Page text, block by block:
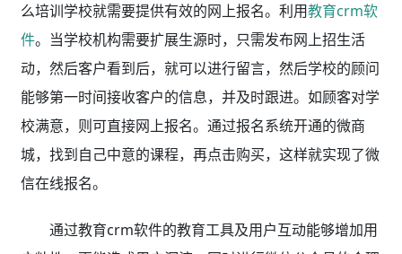
么培训学校就需要提供有效的网上报名。利用教育crm软
件。当学校机构需要扩展生源时，只需发布网上招生活
动，然后客户看到后，就可以进行留言，然后学校的顾问
能够第一时间接收客户的信息，并及时跟进。如顾客对学
校满意，则可直接网上报名。通过报名系统开通的微商
城，找到自己中意的课程，再点击购买，这样就实现了微
信在线报名。
通过教育crm软件的教育工具及用户互动能够增加用